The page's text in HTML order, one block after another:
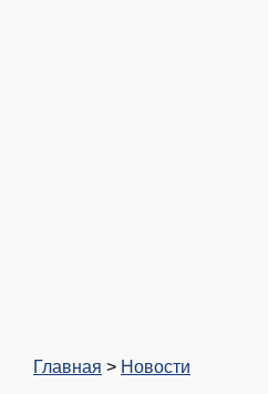
Главная > Новости